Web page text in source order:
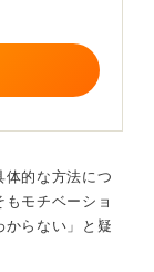
でミスマッ
を、OB・
証します。
きが明確に
考序盤は並
体的な方法につ
モチベーショ
からない」と疑